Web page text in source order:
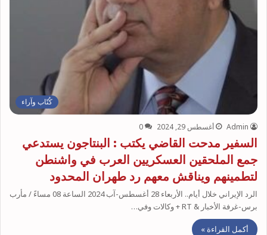
كُتّاب وآراء
Admin أغسطس 29, 2024 0
السفير مدحت القاضي يكتب : البنتاجون يستدعي
جمع الملحقين العسكريين العرب في واشنطن
لتطمينهم ويناقش معهم رد طهران المحدود
الرد الإيراني خلال أيام.. الأربعاء 28 أغسطس-آب 2024 الساعة 08 مساءً / مأرب
برس-غرفة الأخبار ‏& RT + وكالات وفي…
أكمل القراءة »